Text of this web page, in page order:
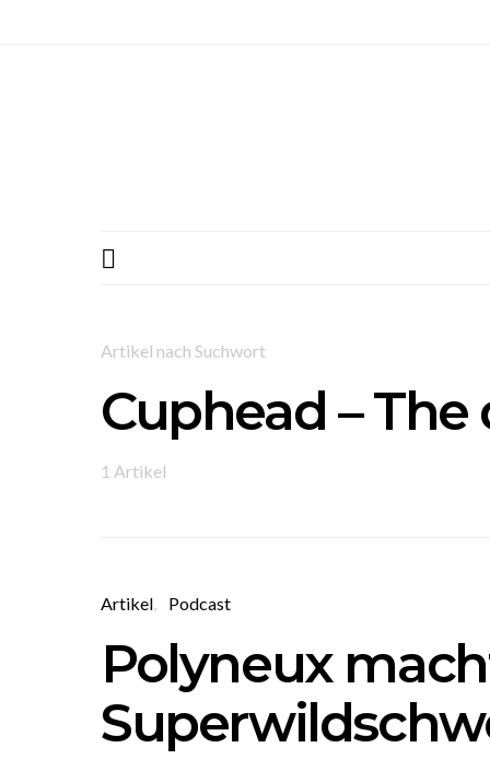
Artikel nach Suchwort
Cuphead –
1 Artikel
Artikel Podcast
Polyneux